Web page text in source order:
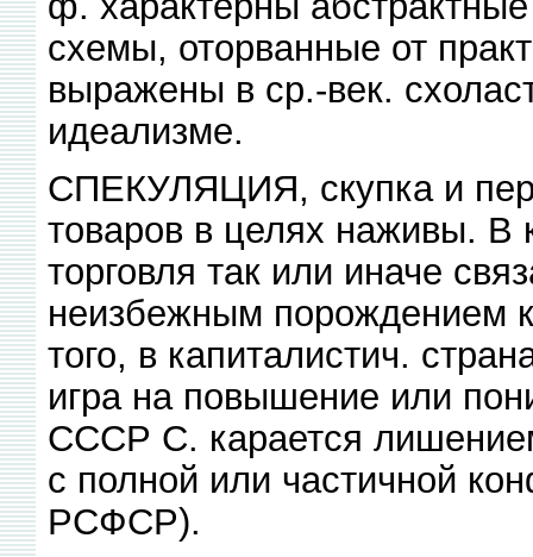
схемы, оторванные от
выражены в ср.-век.
идеализме.
СПЕКУЛЯЦИЯ, скупка и
товаров в целях наживы. В
торговля так или иначе
неизбежным порождением
того, в капиталистич.
игра на повышение или
СССР С. карается
с полной или частичной
РСФСР).